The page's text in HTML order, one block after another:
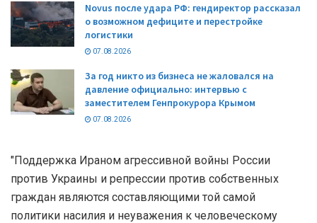
Novus после удара РФ: гендиректор рассказал
о возможном дефиците и перестройке
логистики
07.08.2026
За год никто из бизнеса не жаловался на
давление официально: интервью с
заместителем Генпрокурора Крымом
07.08.2026
"Поддержка Ираном агрессивной войны России
против Украины и репрессии против собственных
граждан являются составляющими той самой
политики насилия и неуважения к человеческому